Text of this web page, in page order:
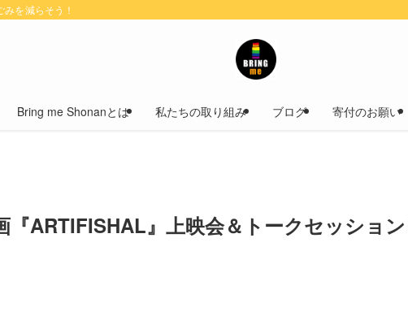
を減らそう！
Bring me Shonanとは 私たちの取り組み ブログ 寄付のお願い
『ARTIFISHAL』上映会＆トークセッショ